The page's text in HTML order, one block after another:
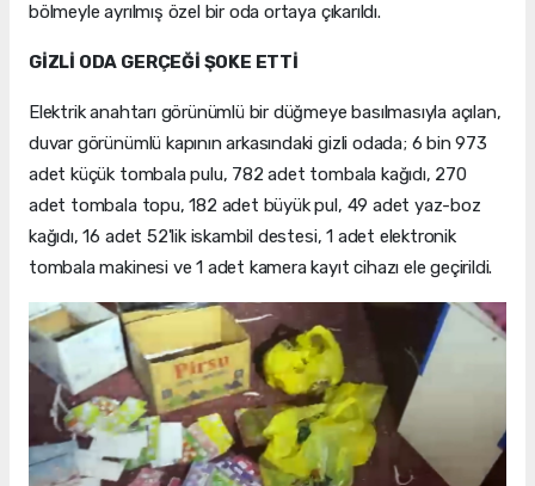
bölmeyle ayrılmış özel bir oda ortaya çıkarıldı.
GİZLİ ODA GERÇEĞİ ŞOKE ETTİ
Elektrik anahtarı görünümlü bir düğmeye basılmasıyla açılan,
duvar görünümlü kapının arkasındaki gizli odada; 6 bin 973
adet küçük tombala pulu, 782 adet tombala kağıdı, 270
adet tombala topu, 182 adet büyük pul, 49 adet yaz-boz
kağıdı, 16 adet 52'lik iskambil destesi, 1 adet elektronik
tombala makinesi ve 1 adet kamera kayıt cihazı ele geçirildi.